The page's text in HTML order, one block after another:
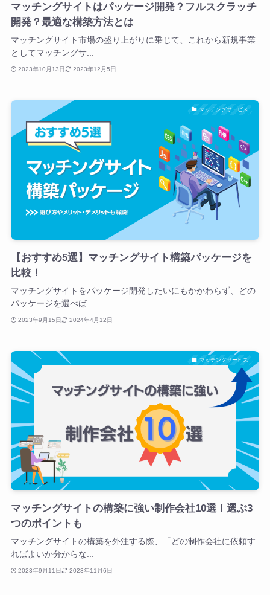
マッチングサイトはパッケージ開発？フルスクラッチ
開発？最適な構築方法とは
マッチングサイト市場の盛り上がりに乗じて、これから新規事業
としてマッチングサ...
2023年10月13日 2023年12月5日
マッチングサービス
【おすすめ5選】マッチングサイト構築パッケージを
比較！
マッチングサイトをパッケージ開発したいにもかかわらず、どの
パッケージを選べば...
2023年9月15日 2024年4月12日
マッチングサービス
マッチングサイトの構築に強い制作会社10選！選ぶ3
つのポイントも
マッチングサイトの構築を外注する際、「どの制作会社に依頼す
ればよいか分からな...
2023年9月11日 2023年11月6日